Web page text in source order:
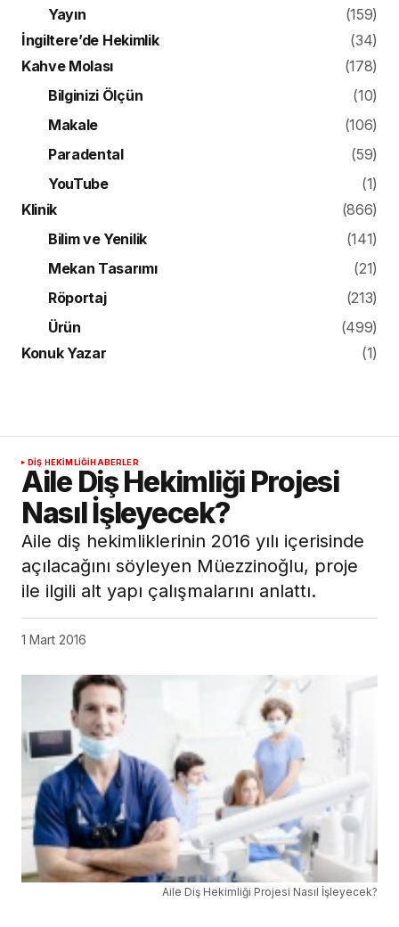
Yayın
(159)
İngiltere’de Hekimlik
(34)
Kahve Molası
(178)
Bilginizi Ölçün
(10)
Makale
(106)
Paradental
(59)
YouTube
(1)
Klinik
(866)
Bilim ve Yenilik
(141)
Mekan Tasarımı
(21)
Röportaj
(213)
Ürün
(499)
Konuk Yazar
(1)
DIŞ HEKIMLIĞIHABERLER
Aile Diş Hekimliği Projesi
Nasıl İşleyecek?
Aile diş hekimliklerinin 2016 yılı içerisinde
açılacağını söyleyen Müezzinoğlu, proje
ile ilgili alt yapı çalışmalarını anlattı.
1 Mart 2016
Aile Diş Hekimliği Projesi Nasıl İşleyecek?